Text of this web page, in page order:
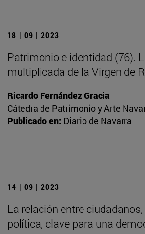
18 | 09 | 2023
Patrimonio e identidad (76).
multiplicada de la Virgen de
Ricardo Fernández Gracia
Cátedra de Patrimonio y Arte
Publicado en: Diario de Navarra
14 | 09 | 2023
La relación entre
política, clave para una